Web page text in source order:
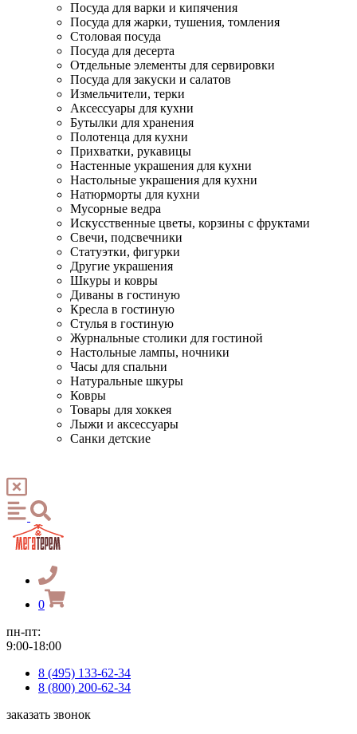
Посуда для варки и кипячения
Посуда для жарки, тушения, томления
Столовая посуда
Посуда для десерта
Отдельные элементы для сервировки
Посуда для закуски и салатов
Измельчители, терки
Аксессуары для кухни
Бутылки для хранения
Полотенца для кухни
Прихватки, рукавицы
Настенные украшения для кухни
Настольные украшения для кухни
Натюрморты для кухни
Мусорные ведра
Искусственные цветы, корзины с фруктами
Свечи, подсвечники
Статуэтки, фигурки
Другие украшения
Шкуры и ковры
Диваны в гостиную
Кресла в гостиную
Стулья в гостиную
Журнальные столики для гостиной
Настольные лампы, ночники
Часы для спальни
Натуральные шкуры
Ковры
Товары для хоккея
Лыжи и аксессуары
Санки детские
0
пн-пт:
9:00-18:00
8 (495) 133-62-34
8 (800) 200-62-34
заказать звонок